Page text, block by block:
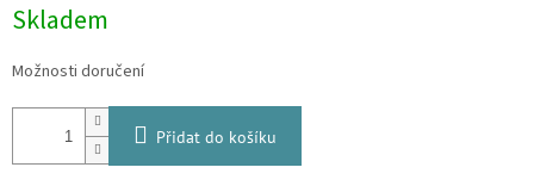
cena:
Skladem
Možnosti doručení
Přidat do košíku